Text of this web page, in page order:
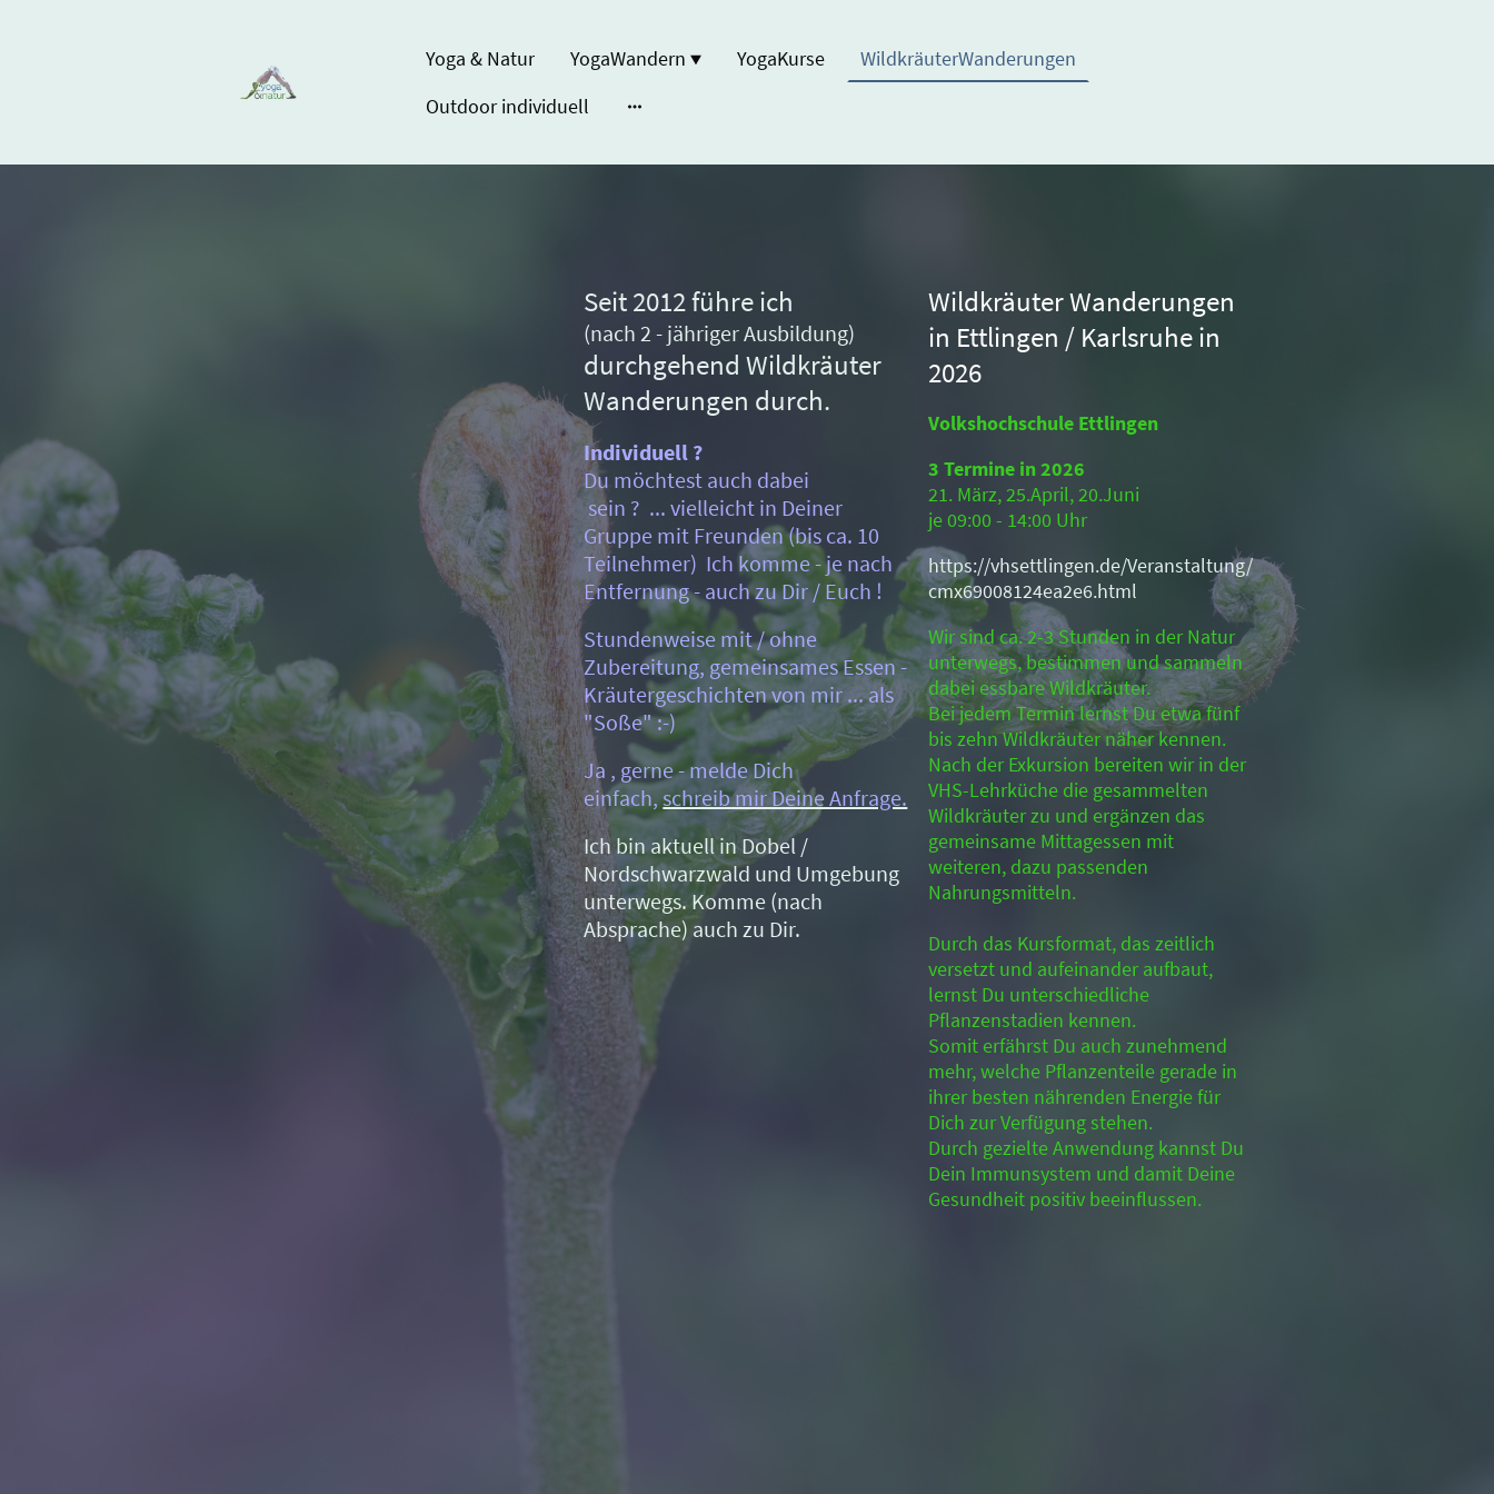
Yoga & Natur YogaWandern YogaKurse
WildkräuterWanderungen
Outdoor individuell
Seit 2012 führe ich
(nach 2 - jähriger Ausbildung)
durchgehend Wildkräuter
Wanderungen durch.
Individuell ?
Du möchtest auch dabei
sein ? ... vielleicht in Deiner
Gruppe mit Freunden (bis ca. 10
Teilnehmer) Ich komme - je nach
Entfernung - auch zu Dir / Euch !
Stundenweise mit / ohne
Zubereitung, gemeinsames Essen -
Kräutergeschichten von mir ... als
"Soße" :-)
Ja , gerne - melde Dich
einfach,schreib mir Deine Anfrage.
Ich bin aktuell in Dobel /
Nordschwarzwald und Umgebung
unterwegs. Komme (nach
Absprache) auch zu Dir.
Wildkräuter Wanderungen
in Ettlingen / Karlsruhe in
2026
Volkshochschule Ettlingen
3 Termine in 2026
21. März, 25.April, 20.Juni
je 09:00 - 14:00 Uhr
https://vhsettlingen.de/Veranstaltung/
cmx69008124ea2e6.html
Wir sind ca. 2-3 Stunden in der Natur
unterwegs, bestimmen und sammeln
dabei essbare Wildkräuter.
Bei jedem Termin lernst Du etwa fünf
bis zehn Wildkräuter näher kennen.
Nach der Exkursion bereiten wir in der
VHS-Lehrküche die gesammelten
Wildkräuter zu und ergänzen das
gemeinsame Mittagessen mit
weiteren, dazu passenden
Nahrungsmitteln.
Durch das Kursformat, das zeitlich
versetzt und aufeinander aufbaut,
lernst Du unterschiedliche
Pflanzenstadien kennen.
Somit erfährst Du auch zunehmend
mehr, welche Pflanzenteile gerade in
ihrer besten nährenden Energie für
Dich zur Verfügung stehen.
Durch gezielte Anwendung kannst Du
Dein Immunsystem und damit Deine
Gesundheit positiv beeinflussen.